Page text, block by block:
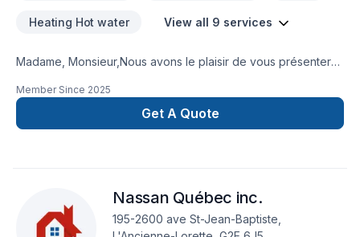
Heating Hot water View all 9 services
Madame, Monsieur,Nous avons le plaisir de vous présenter
spécialisée dans les solutions de réfrigération, climatisation,
chauffage, ventilation, installation de Thermopompe et
système central .
Member Since 2025
Get A Quote
Nassan Québec inc.
195-2600 ave St-Jean-Baptiste,